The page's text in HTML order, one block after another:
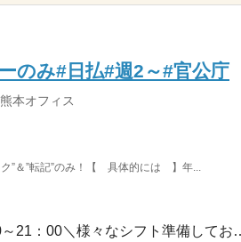
のみ#日払#週2～#官公庁
本オフィス
”＆”転記”のみ！【 具体的には 】年...
1ヵ月以内 / 09：00～17：0010：